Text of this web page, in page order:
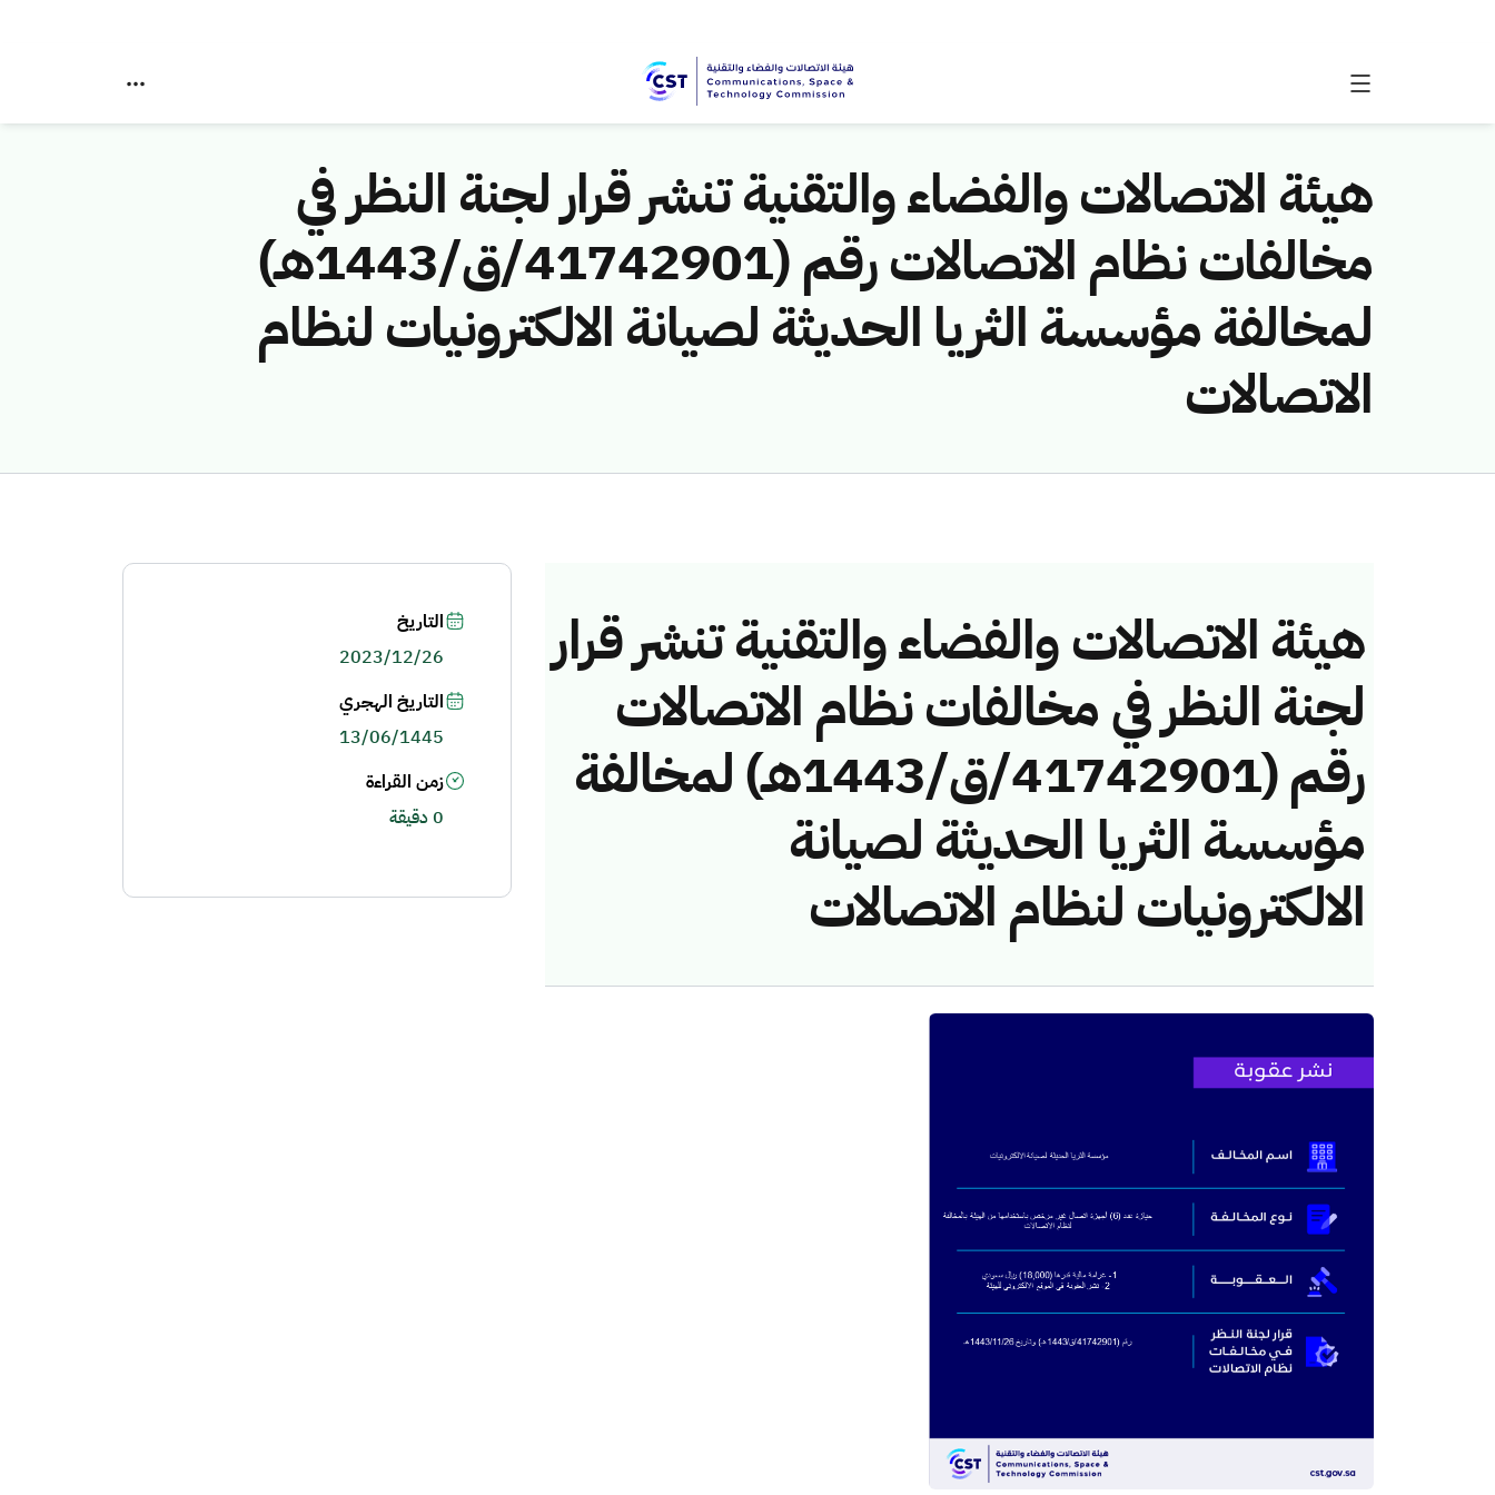
هيئة الاتصالات والفضاء والتقنية تنشر قرار لجنة النظر في
مخالفات نظام الاتصالات رقم (41742901/ق/1443هـ)
لمخالفة مؤسسة الثريا الحديثة لصيانة الالكترونيات لنظام
الاتصالات
هيئة الاتصالات والفضاء والتقنية تنشر قرار
لجنة النظر في مخالفات نظام الاتصالات
رقم (41742901/ق/1443هـ) لمخالفة
مؤسسة الثريا الحديثة لصيانة
الالكترونيات لنظام الاتصالات
التاريخ
2023/12/26
التاريخ الهجري
13/06/1445
زمن القراءة
0 دقيقة